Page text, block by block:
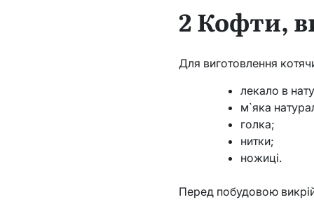
2 Кофти,
Для виготовлення
лекало в
м`яка
голка;
нитки;
ножиці.
Перед побудовою